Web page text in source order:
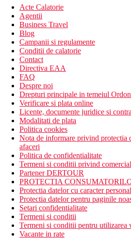
Acte Calatorie
Agentii
Business Travel
Blog
Campanii si regulamente
Conditii de calatorie
Contact
Directiva EAA
FAQ
Despre noi
Drepturi principale in temeiul
Verificare si plata online
Licente, documente juridice si
Modalitati de plata
Politica cookies
Nota de informare privind protectia
afaceri
Politica de confidentialitate
Termeni si conditii privind
Partener DERTOUR
PROTECTIA
Protectia datelor cu caracter personal
Protectia datelor pentru paginile
Setari confidentialitate
Termeni si conditii
Termeni si conditii pentru utilizarea
Vacante in rate